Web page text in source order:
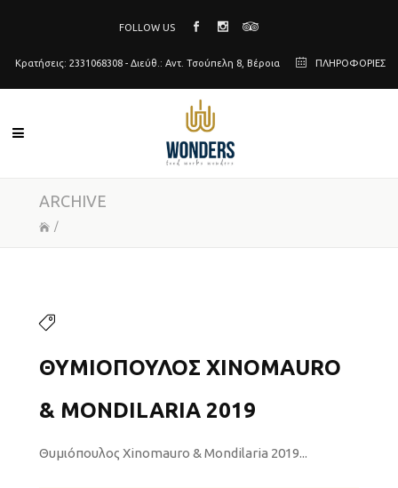
FOLLOW US
Κρατήσεις: 2331068308 - Διεύθ.: Αντ. Τσούπελη 8, Βέροια ΠΛΗΡΟΦΟΡΙΕΣ
ARCHIVE
/
ΘΥΜΙΌΠΟΥΛΟΣ XINOMAURO
& MONDILARIA 2019
Θυμιόπουλος Xinomauro & Mondilaria 2019...